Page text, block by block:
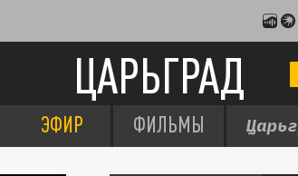
ЦАРЬГРАД
ЭФИР ФИЛЬМЫ